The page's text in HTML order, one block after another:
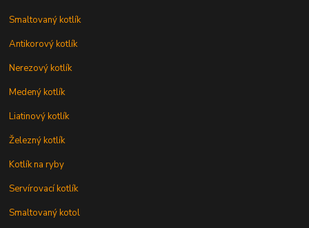
Smaltovaný kotlík
Antikorový kotlík
Nerezový kotlík
Medený kotlík
Liatinový kotlík
Železný kotlík
Kotlík na ryby
Servírovací kotlík
Smaltovaný kotol